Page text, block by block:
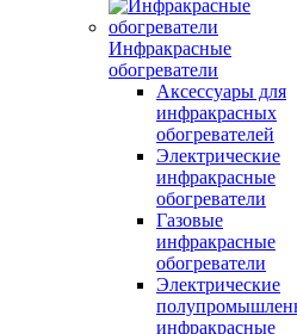
Инфракрасные
обогреватели
Аксессуары для
инфракрасных
обогревателей
Электрические
инфракрасные
обогреватели
Газовые
инфракрасные
обогреватели
Электрические
инфракрасные